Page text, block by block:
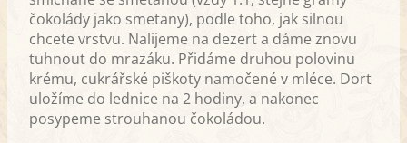
čokolády jako smetany), podle toho, jak silnou
chcete vrstvu. Nalijeme na dezert a dáme znovu
tuhnout do mrazáku. Přidáme druhou polovinu
krému, cukrářské piškoty namočené v mléce. Dort
uložíme do lednice na 2 hodiny, a nakonec
posypeme strouhanou čokoládou.